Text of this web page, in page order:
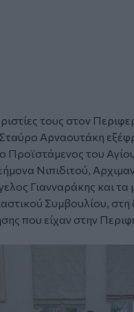
τους στον
Αρναουτάκη
Προϊστάμενος του
Νιπιδιτού,
Γιανναράκης και τα
Συμβουλίου, στη
που είχαν στην